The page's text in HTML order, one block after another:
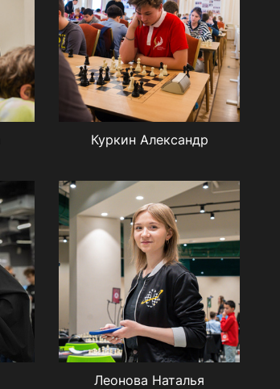
Куркин Александр
Леонова Наталья